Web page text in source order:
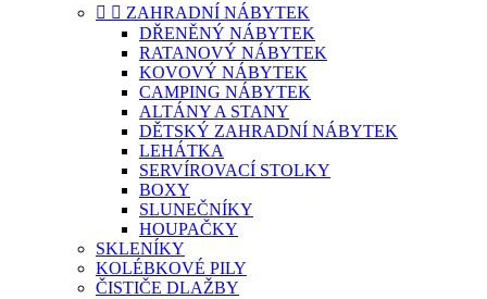
  ZAHRADNÍ NÁBYTEK
DŘENĚNÝ NÁBYTEK
RATANOVÝ NÁBYTEK
KOVOVÝ NÁBYTEK
CAMPING NÁBYTEK
ALTÁNY A STANY
DĚTSKÝ ZAHRADNÍ NÁBYTEK
LEHÁTKA
SERVÍROVACÍ STOLKY
BOXY
SLUNEČNÍKY
HOUPAČKY
SKLENÍKY
KOLÉBKOVÉ PILY
ČISTIČE DLAŽBY